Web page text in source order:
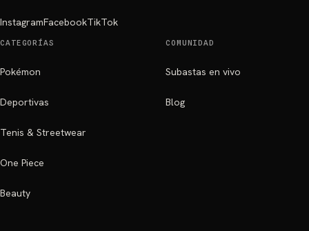
InstagramFacebookTikTok
CATEGORÍAS
Pokémon
Deportivas
Tenis & Streetwear
One Piece
Beauty
COMUNIDAD
Subastas en vivo
Blog